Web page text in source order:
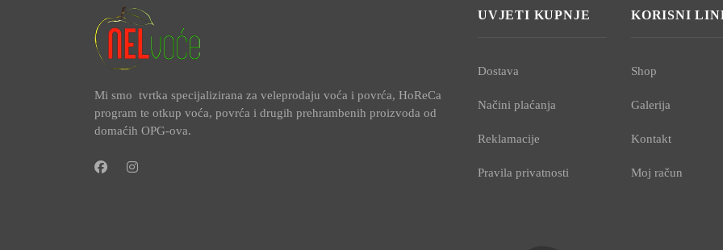
Mi smo tvrtka specijalizirana za veleprodaju voća i povrća, HoReCa
program te otkup voća, povrća i drugih prehrambenih proizvoda od
domaćih OPG-ova.
UVJETI KUPNJE
Dostava
Načini plaćanja
Reklamacije
Pravila privatnosti
KORISNI
Shop
Galerija
Kontakt
Moj račun